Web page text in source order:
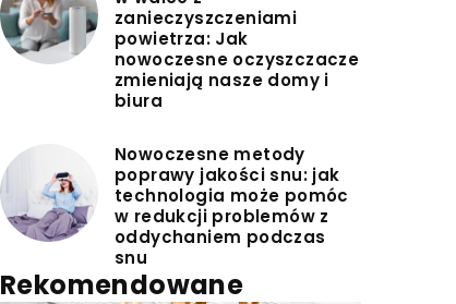
zanieczyszczeniami
powietrza: Jak
nowoczesne oczyszczacze
zmieniają nasze domy i
biura
Nowoczesne metody
poprawy jakości snu: jak
technologia może pomóc
w redukcji problemów z
oddychaniem podczas
snu
Rekomendowane